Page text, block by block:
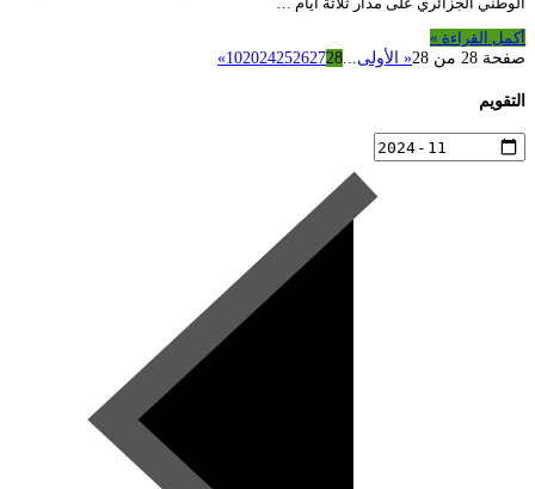
أكمل القراءة »
صفحة 28 من 28
« الأولى...
10202425262728
»
التقويم